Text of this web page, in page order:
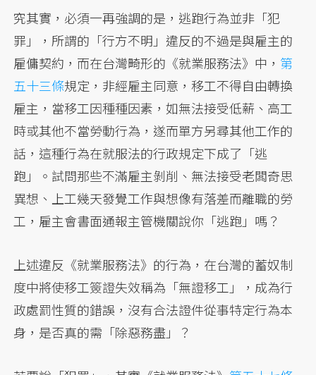
究其實，必須一再強調的是，逃跑行為並非「犯
罪」，所謂的「行方不明」違反的不過是與雇主的
雇傭契約，而在台灣畸形的《就業服務法》中， 第
五十三條規定，非經雇主同意，移工不得自由轉換
雇主，當移工因種種因素，如無法接受低薪、高工
時或其他不當勞動行為，遂而單方另尋其他工作的
話，這種行為在就服法的行政規定下成了「逃
跑」。試問那些不滿雇主剝削、無法接受老闆奇思
異想、上工幾天發覺工作與想像有落差而離職的勞
工，雇主會書面通報主管機關說你「逃跑」嗎？
上述違反《就業服務法》的行為，在台灣的蓄奴制
度中將使移工簽證失效稱為「無證移工」，成為行
政處罰性質的錯誤，沒有合法證件從事特定行為本
身，是否真的需「除惡務盡」？